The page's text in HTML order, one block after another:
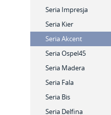
Seria Impresja
Seria Kier
Seria Akcent
Seria Ospel45
Seria Madera
Seria Fala
Seria Bis
Seria Delfina